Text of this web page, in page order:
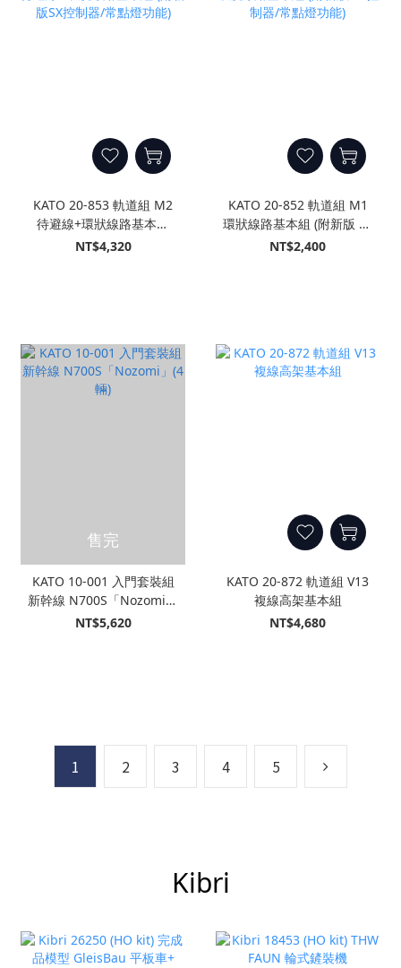
KATO 20-853 軌道組 M2
待避線+環狀線路基本組
(附新版SX控制器/常點燈功
NT$4,320
KATO 20-852 軌道組 M1
環狀線路基本組 (附新版 SX
控制器/常點燈功能)
NT$2,400
售完
KATO 10-001 入門套裝組
新幹線 N700S「Nozomi」
(4輛)
NT$5,620
KATO 20-872 軌道組 V13
複線高架基本組
NT$4,680
1 2 3 4 5
Kibri